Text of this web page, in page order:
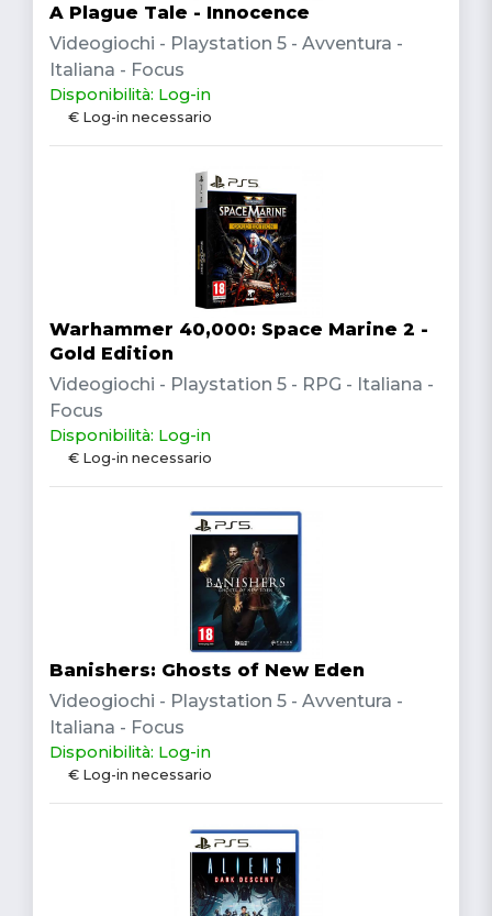
A Plague Tale - Innocence
Videogiochi - Playstation 5 - Avventura -
Italiana - Focus
Disponibilità: Log-in
€ Log-in necessario
Warhammer 40,000: Space Marine 2 -
Gold Edition
Videogiochi - Playstation 5 - RPG - Italiana -
Focus
Disponibilità: Log-in
€ Log-in necessario
Banishers: Ghosts of New Eden
Videogiochi - Playstation 5 - Avventura -
Italiana - Focus
Disponibilità: Log-in
€ Log-in necessario